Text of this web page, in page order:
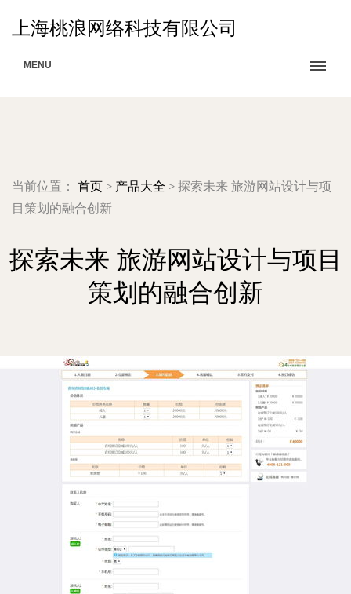
上海桃浪网络科技有限公司
MENU
当前位置： 首页 > 产品大全 > 探索未来 旅游网站设计与项
目策划的融合创新
探索未来 旅游网站设计与项目
策划的融合创新